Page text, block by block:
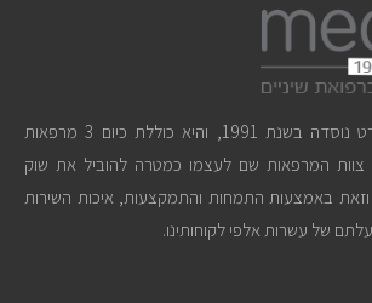
קבוצת מרפאות מדארט נוסדה בשנת 1991, והיא כוללת כיום 3 מרפאות
צוות המרפאות שם לעצמו כמטרה להוביל את שוק
וזאת באמצעות התמחות והתמקצעות, איכות השירות
של עשרות אלפי לקוחותינו.